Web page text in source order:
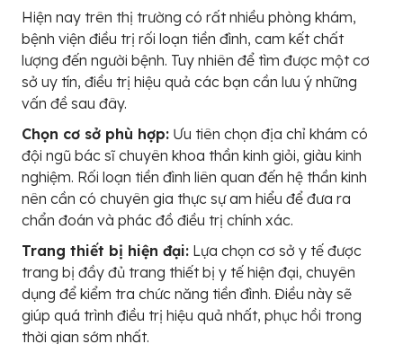
Hiện nay trên thị trường có rất nhiều phòng khám,
bệnh viện điều trị rối loạn tiền đình, cam kết chất
lượng đến người bệnh. Tuy nhiên để tìm được một cơ
sở uy tín, điều trị hiệu quả các bạn cần lưu ý những
vấn đề sau đây.
Chọn cơ sở phù hợp: Ưu tiên chọn địa chỉ khám có
đội ngũ bác sĩ chuyên khoa thần kinh giỏi, giàu kinh
nghiệm. Rối loạn tiền đình liên quan đến hệ thần kinh
nên cần có chuyên gia thực sự am hiểu để đưa ra
chẩn đoán và phác đồ điều trị chính xác.
Trang thiết bị hiện đại: Lựa chọn cơ sở y tế được
trang bị đầy đủ trang thiết bị y tế hiện đại, chuyên
dụng để kiểm tra chức năng tiền đình. Điều này sẽ
giúp quá trình điều trị hiệu quả nhất, phục hồi trong
thời gian sớm nhất.